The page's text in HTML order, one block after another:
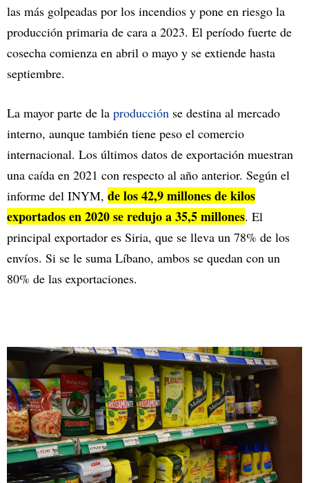
las más golpeadas por los incendios y pone en riesgo la
producción primaria de cara a 2023. El período fuerte de
cosecha comienza en abril o mayo y se extiende hasta
septiembre.
La mayor parte de la producción se destina al mercado
interno, aunque también tiene peso el comercio
internacional. Los últimos datos de exportación muestran
una caída en 2021 con respecto al año anterior. Según el
informe del INYM, de los 42,9 millones de kilos
exportados en 2020 se redujo a 35,5 millones. El
principal exportador es Siria, que se lleva un 78% de los
envíos. Si se le suma Líbano, ambos se quedan con un
80% de las exportaciones.